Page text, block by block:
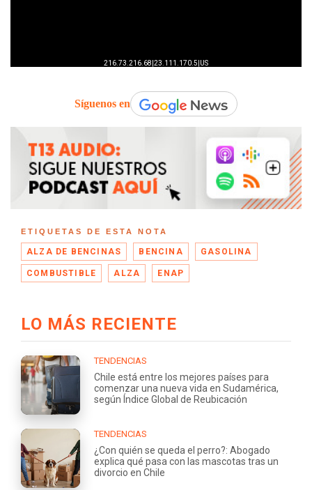
Síguenos en
ETIQUETAS DE ESTA NOTA
ALZA DE BENCINAS BENCINA GASOLINA
COMBUSTIBLE ALZA ENAP
LO MÁS RECIENTE
TENDENCIAS
Chile está entre los mejores países para
comenzar una nueva vida en Sudamérica,
según Índice Global de Reubicación
TENDENCIAS
¿Con quién se queda el perro?: Abogado
explica qué pasa con las mascotas tras un
divorcio en Chile